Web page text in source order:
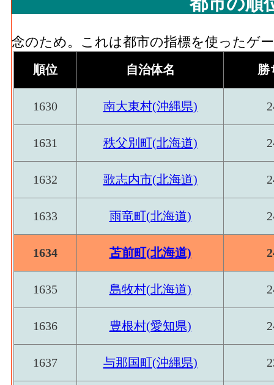
念のため。これは都市の指標を使ったゲ
順位 自治体名 勝
1630 南大東村(沖縄県)
1631 秩父別町(北海道)
1632 歌志内市(北海道)
1633 雨竜町(北海道)
1634 苫前町(北海道)
1635 島牧村(北海道)
1636 豊根村(愛知県)
1637 与那国町(沖縄県)